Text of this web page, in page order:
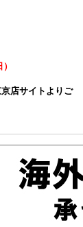
店サイトよりご